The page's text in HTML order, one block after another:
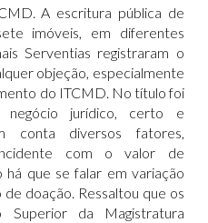
A escritura pública de
imóveis, em diferentes
Serventias registraram o
objeção, especialmente
do ITCMD. No título foi
jurídico, certo e
conta diversos fatores,
com o valor de
há que se falar em variação
doação. Ressaltou que os
Superior da Magistratura